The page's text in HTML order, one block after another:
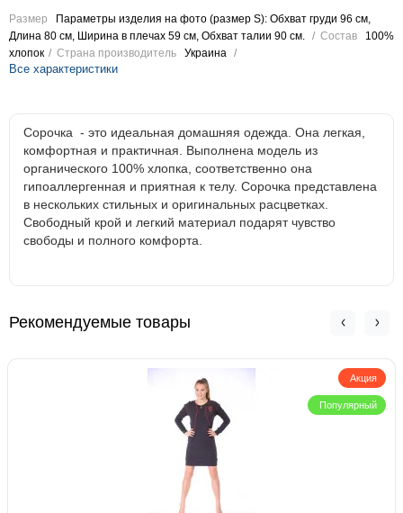
Размер
Параметры изделия на фото (размер S): Обхват груди 96 см,
Длина 80 см, Ширина в плечах 59 см, Обхват талии 90 см.
Состав
100%
хлопок
Страна производитель Украина
Все характеристики
Сорочка - это идеальная домашняя одежда. Она легкая,
комфортная и практичная. Выполнена модель из
органического 100% хлопка, соответственно она
гипоаллергенная и приятная к телу. Сорочка представлена
в нескольких стильных и оригинальных расцветках.
Свободный крой и легкий материал подарят чувство
свободы и полного комфорта.
Рекомендуемые товары
Акция
Популярный